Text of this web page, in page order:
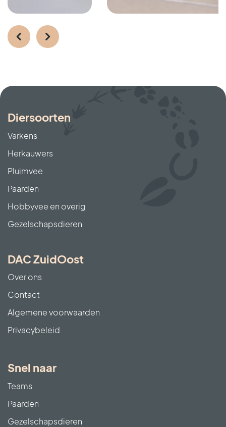
Diersoorten
Varkens
Herkauwers
Pluimvee
Paarden
Hobbyvee en overig
Gezelschapsdieren
DAC ZuidOost
Over ons
Contact
Algemene voorwaarden
Privacybeleid
Snel naar
Teams
Paarden
Gezelschapsdieren